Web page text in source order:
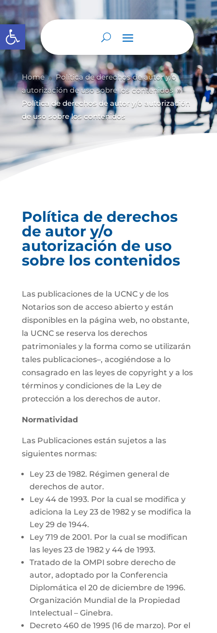
Abrir barra de herramientas
Home 9 Política de derechos de autor y/o
autorización de uso sobre los contenidos 9
Política de derechos de autor y/o autorización
de uso sobre los contenidos
Política de derechos
de autor y/o
autorización de uso
sobre los contenidos
Las publicaciones de la UCNC y de los
Notarios son de acceso abierto y están
disponibles en la página web, no obstante,
la UCNC se reserva los derechos
patrimoniales y la forma como se utilizarán
tales publicaciones–, acogiéndose a lo
consagrado en las leyes de copyright y a los
términos y condiciones de la Ley de
protección a los derechos de autor.
Normatividad
Las Publicaciones están sujetos a las
siguientes normas:
Ley 23 de 1982. Régimen general de
derechos de autor.
Ley 44 de 1993. Por la cual se modifica y
adiciona la Ley 23 de 1982 y se modifica la
Ley 29 de 1944.
Ley 719 de 2001. Por la cual se modifican
las leyes 23 de 1982 y 44 de 1993.
Tratado de la OMPI sobre derecho de
autor, adoptado por la Conferencia
Diplomática el 20 de diciembre de 1996.
Organización Mundial de la Propiedad
Intelectual – Ginebra.
Decreto 460 de 1995 (16 de marzo). Por el